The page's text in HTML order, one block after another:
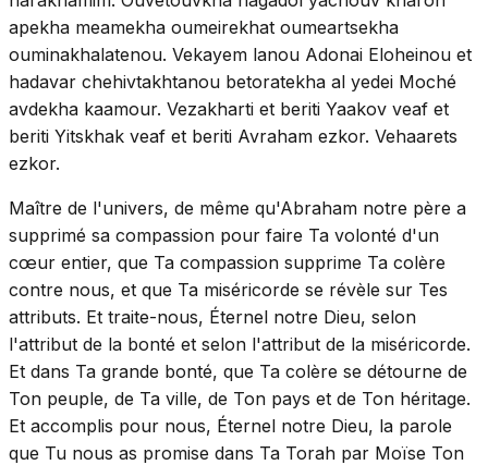
apekha meamekha oumeirekhat oumeartsekha
ouminakhalatenou. Vekayem lanou Adonai Eloheinou et
hadavar chehivtakhtanou betoratekha al yedei Moché
avdekha kaamour. Vezakharti et beriti Yaakov veaf et
beriti Yitskhak veaf et beriti Avraham ezkor. Vehaarets
ezkor.
Maître de l'univers, de même qu'Abraham notre père a
supprimé sa compassion pour faire Ta volonté d'un
cœur entier, que Ta compassion supprime Ta colère
contre nous, et que Ta miséricorde se révèle sur Tes
attributs. Et traite-nous, Éternel notre Dieu, selon
l'attribut de la bonté et selon l'attribut de la miséricorde.
Et dans Ta grande bonté, que Ta colère se détourne de
Ton peuple, de Ta ville, de Ton pays et de Ton héritage.
Et accomplis pour nous, Éternel notre Dieu, la parole
que Tu nous as promise dans Ta Torah par Moïse Ton